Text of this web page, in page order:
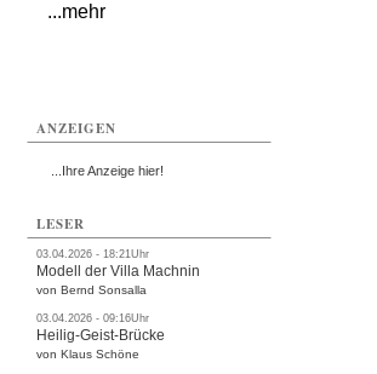
...mehr
ANZEIGEN
...Ihre Anzeige hier!
LESER
03.04.2026 - 18:21Uhr
Modell der Villa Machnin
von Bernd Sonsalla
03.04.2026 - 09:16Uhr
Heilig-Geist-Brücke
von Klaus Schöne